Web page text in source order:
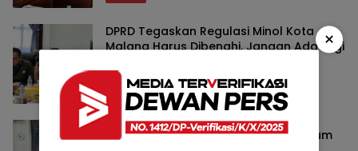
DPRD Tegaskan Regulasi Minol Kota
Malang Harus Dibenahi, Jangan Ada Lagi
Daerah July 16, 2026
DPRD Kota Malang Dorong Moratorium
×